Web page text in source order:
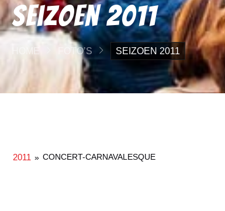
Seizoen 2011
HOME FOTO’S SEIZOEN 2011
2011 » CONCERT-CARNAVALESQUE